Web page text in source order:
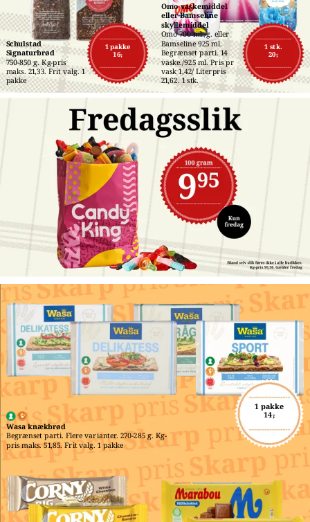
1 pakke
16,-
Schulstad
Signaturbrød
750-850 g. Kg-pris
maks. 21,33. Frit valg. 1
pakke
1 stk.
20,-
Omo vaskemiddel
eller Bamseline
skyllemiddel
Omo 700 ml./g. eller
Bamseline 925 ml.
Begrænset parti. 14
vaske./925 ml. Pris pr
vask 1,42/ Literpris
21,62. 1 stk.
1 pakke
14,-
Wasa knækbrød
Begrænset parti. Flere varianter. 270-285 g. Kg-
pris maks. 51,85. Frit valg. 1 pakke